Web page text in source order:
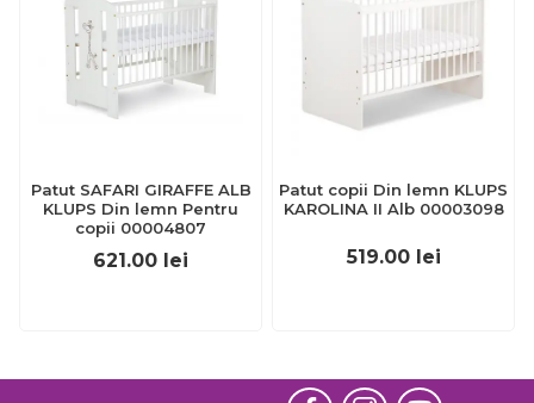
Patut SAFARI GIRAFFE ALB
KLUPS Din lemn Pentru
copii 00004807
621.00 lei
Patut copii Din lemn KLUPS
KAROLINA II Alb 00003098
519.00 lei